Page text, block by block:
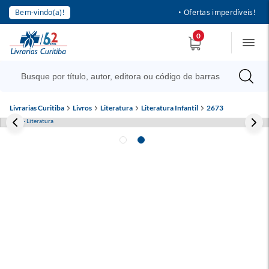
Bem-vindo(a)! • Ofertas imperdíveis!
0
Livrarias Curitiba Livros Literatura Literatura Infantil 2673